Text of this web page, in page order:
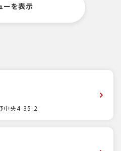
ーを表示
中央4-35-2